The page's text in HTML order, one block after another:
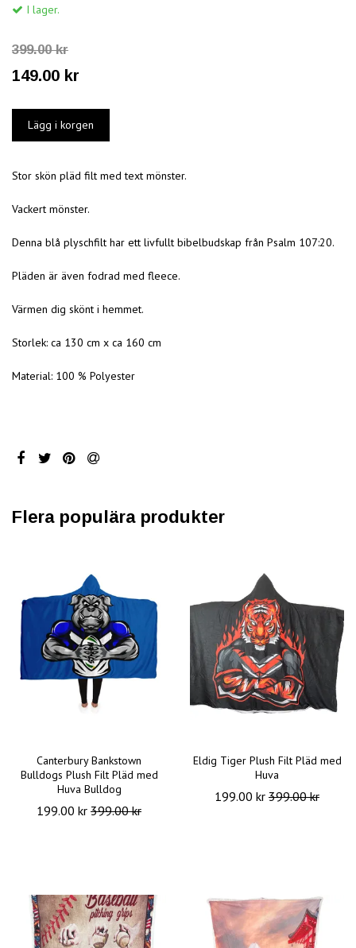
I lager.
399.00 kr
149.00 kr
Stor skön pläd filt med text mönster.
Vackert mönster.
Denna blå plyschfilt har ett livfullt bibelbudskap från Psalm 107:20.
Pläden är även fodrad med fleece.
Värmen dig skönt i hemmet.
Storlek: ca 130 cm x ca 160 cm
Material: 100 % Polyester
Flera populära produkter
Canterbury Bankstown
Bulldogs Plush Filt Pläd med
Huva Bulldog
199.00 kr 399.00 kr
Eldig Tiger Plush Filt Pläd med
Huva
199.00 kr 399.00 kr